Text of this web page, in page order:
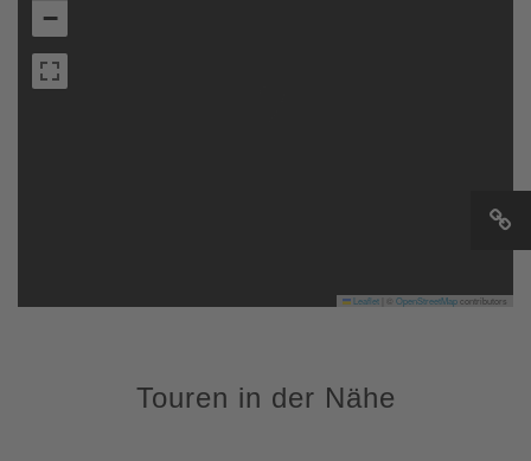
−
Leaflet OpenStreetMapcontributors
Touren in der Nähe